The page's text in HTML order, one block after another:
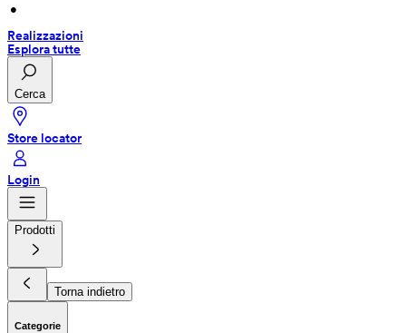
•
Realizzazioni
Esplora tutte
Cerca
Store locator
Login
Prodotti
Torna indietro
Categorie